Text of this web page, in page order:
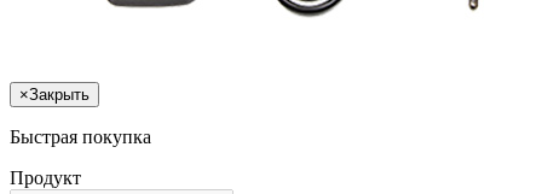
×Закрыть
Быстрая покупка
Продукт